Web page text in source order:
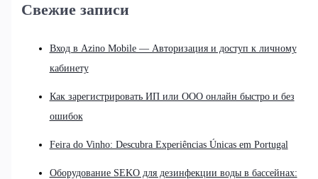
Свежие записи
Вход в Azino Mobile — Авторизация и доступ к личному
кабинету
Как зарегистрировать ИП или ООО онлайн быстро и без
ошибок
Feira do Vinho: Descubra Experiências Únicas em Portugal
Оборудование SEKO для дезинфекции воды в бассейнах: